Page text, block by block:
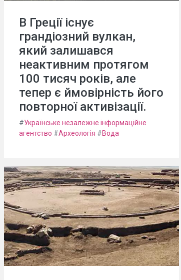
В Греції існує
грандіозний вулкан,
який залишався
неактивним протягом
100 тисяч років, але
тепер є ймовірність його
повторної активізації.
#Українське незалежне інформаційне
агентство #Археологія #Вода